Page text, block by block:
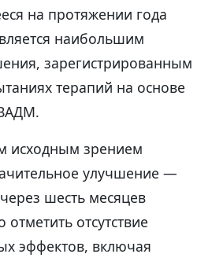
на протяжении года
наибольшим
зарегистрированным
терапий на основе
исходным зрением
улучшение —
шесть месяцев
отсутствие
эффектов, включая